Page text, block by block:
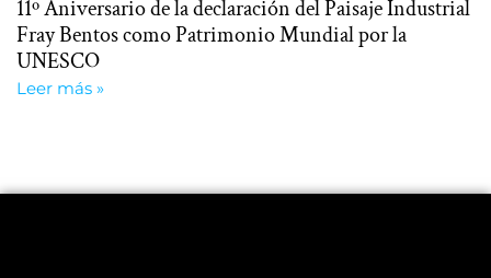
11º Aniversario de la declaración del Paisaje Industrial
Fray Bentos como Patrimonio Mundial por la
UNESCO
Leer más »